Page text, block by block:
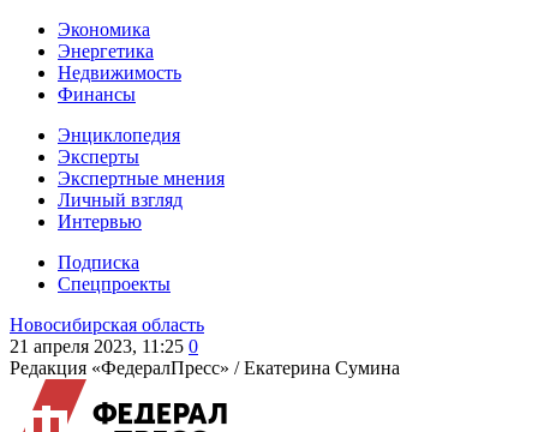
Экономика
Энергетика
Недвижимость
Финансы
Энциклопедия
Эксперты
Экспертные мнения
Личный взгляд
Интервью
Подписка
Спецпроекты
Новосибирская область
21 апреля 2023, 11:25 0
Редакция «ФедералПресс» /Екатерина Сумина